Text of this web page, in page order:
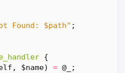
Found: $path" ;
{
, $name) = @_
;